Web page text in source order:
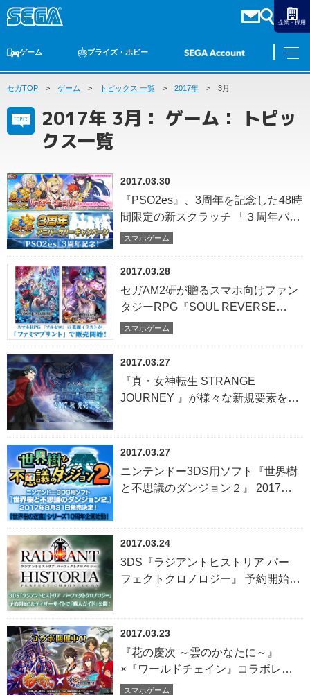
企業・採用
ゲーム
ゲームTOP 家庭用ゲーム PCゲーム スマホゲーム
プライズ・ホビー
プライズ トイ S-FIRE セガ ラッキーくじ
セガ ラッキーくじ
オンライン
ゲームTOP
家庭用ゲーム
スマホゲーム
アーケードゲーム
プライズ・ホビー
トイ
S-FIRE
セガ ラッキーくじ
セガ ラッキーくじオンライン
物販
アニメ
ダーツ
トピックス
セガTOP ゲーム トピックス 一覧 2017年 3月
2017年 3月： ゲーム： トピッ
クス一覧
2017.03.30
スマホゲーム
『PSO2es』、3周年を記念した48時
間限定の新スクラッチ 「３周年バー
スデー・カーニバル」を配信！ さら
4コマ「うえぽの！」最新話も公
開！
2017.03.28
スマホゲーム
セガAM2研が贈るスマホ向けファン
タジーRPG『SOUL REVERSE
ZERO』<br>メインビジュアルや英
リント」で販売開始！
2017.03.27
『真・女神転生 STRANGE
JOURNEY 』が様々な新規要素を加
FINAL』ディスカウントキャンペー
ンがスタート！
2017.03.27
ニンテンドー3DS用ソフト『世界樹
と不思議のダンジョン２』 2017年8
2017.03.24
3DS『ラジアントヒストリア パー
フェクトクロノロジー』 予約開始！
2017.03.23
スマホゲーム
『花の慶次 ～雲のかなたに～』
×『ワールドチェイン』コラボレー
ション開始！<br>コラボストーリー